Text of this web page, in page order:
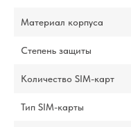
Материал корпуса
Степень защиты
Количество SIM-карт
Тип SIM-карты